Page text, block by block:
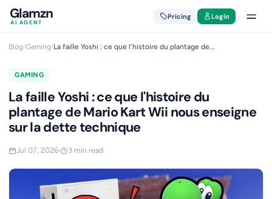
Glamzn
AI AGENT
Pricing Login
Blog/Gaming/La faille Yoshi : ce que l'histoire du plantage de...
GAMING
La faille Yoshi : ce que l'histoire du
plantage de Mario Kart Wii nous enseigne
sur la dette technique
Jul 07, 2026 3 min read